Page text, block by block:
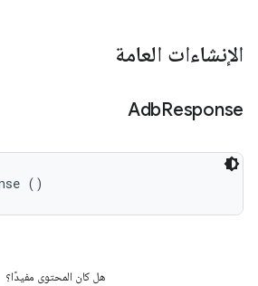
الإنشاءات العامة
AdbResponse
()
هل كان المحتوى مفيدًا؟